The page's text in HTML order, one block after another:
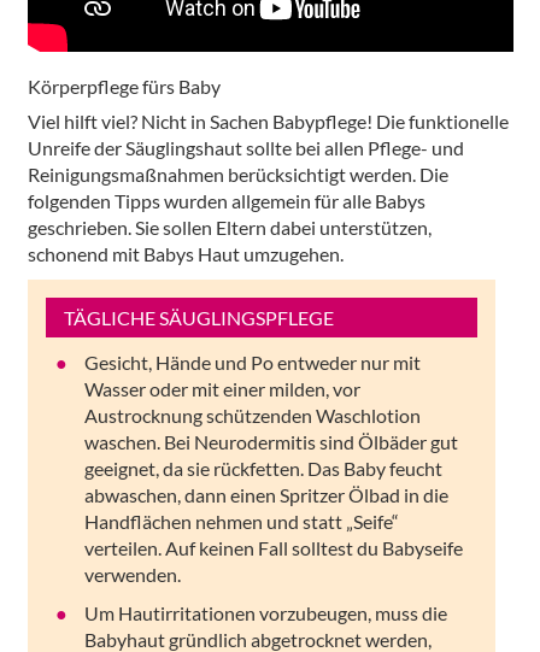
Körperpflege fürs Baby
Viel hilft viel? Nicht in Sachen Babypflege! Die funktionelle
Unreife der Säuglingshaut sollte bei allen Pflege- und
Reinigungsmaßnahmen berücksichtigt werden. Die
folgenden Tipps wurden allgemein für alle Babys
geschrieben. Sie sollen Eltern dabei unterstützen,
schonend mit Babys Haut umzugehen.
TÄGLICHE SÄUGLINGSPFLEGE
Gesicht, Hände und Po entweder nur mit
Wasser oder mit einer milden, vor
Austrocknung schützenden Waschlotion
waschen. Bei Neurodermitis sind Ölbäder gut
geeignet, da sie rückfetten. Das Baby feucht
abwaschen, dann einen Spritzer Ölbad in die
Handflächen nehmen und statt „Seife“
verteilen. Auf keinen Fall solltest du Babyseife
verwenden.
Um Hautirritationen vorzubeugen, muss die
Babyhaut gründlich abgetrocknet werden,